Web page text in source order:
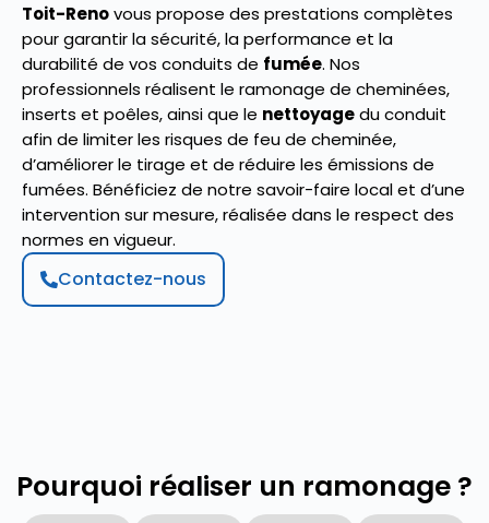
Toit-Renovous propose des prestations complètes
pour garantir la sécurité, la performance et la
durabilité de vos conduits de fumée. Nos
professionnels réalisent le ramonage de cheminées,
inserts et poêles, ainsi que le nettoyagedu conduit
afin de limiter les risques de feu de cheminée,
d’améliorer le tirage et de réduire les émissions de
fumées. Bénéficiez de notre savoir-faire local et d’une
intervention sur mesure, réalisée dans le respect des
normes en vigueur.
Contactez-nous
Pourquoi réaliser un ramonage ?